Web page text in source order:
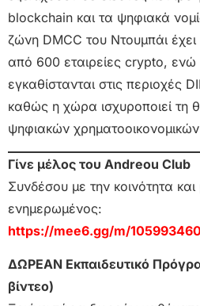
blockchain και τα ψηφιακά
ζώνη DMCC του Ντουμπάι
από 600 εταιρείες crypto, ενώ
εγκαθίστανται στις περιοχές
καθώς η χώρα ισχυροποιεί τη
ψηφιακών
Γίνε μέλος του Andreou Club
Συνδέσου με την κοινότητα
ενημερωμένος:
https://mee6.gg/m/
ΔΩΡΕΑΝ Εκπαιδευτικό
βίντεο)